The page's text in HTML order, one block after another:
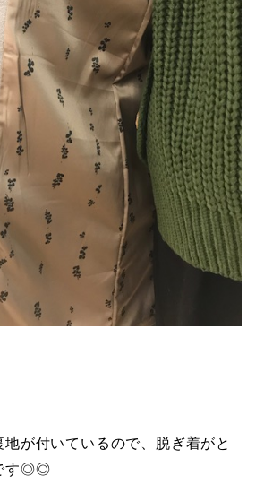
が付いているので、脱ぎ着がと
す◎◎